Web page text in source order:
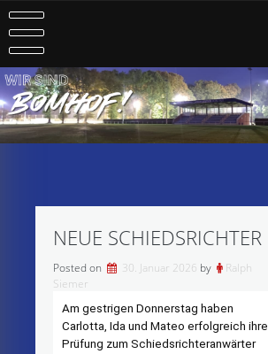
to
content
NEUE SCHIEDSRICHTER
Posted on 30. Januar 2026 by
Ralph
Siemer
Am gestrigen Donnerstag haben
Carlotta, Ida und Mateo erfolgreich ihre
Prüfung zum Schiedsrichteranwärter